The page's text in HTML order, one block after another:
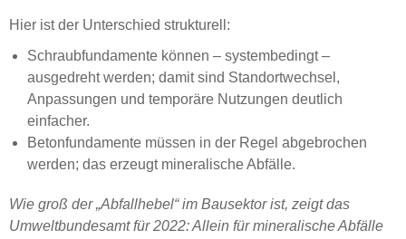
Hier ist der Unterschied strukturell:
Schraubfundamente können – systembedingt –
ausgedreht werden; damit sind Standortwechsel,
Anpassungen und temporäre Nutzungen deutlich
einfacher.
Betonfundamente müssen in der Regel abgebrochen
werden; das erzeugt mineralische Abfälle.
Wie groß der „Abfallhebel“ im Bausektor ist, zeigt das
Umweltbundesamt für 2022: Allein für mineralische Abfälle